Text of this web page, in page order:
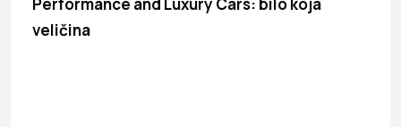
Performance and Luxury Cars: bilo koja
veličina